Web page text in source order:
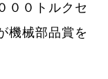
００トルクセ
機械部品賞を